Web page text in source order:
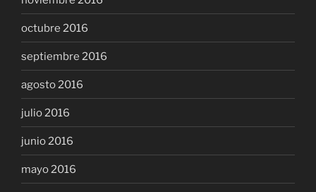
octubre 2016
septiembre 2016
agosto 2016
julio 2016
junio 2016
mayo 2016